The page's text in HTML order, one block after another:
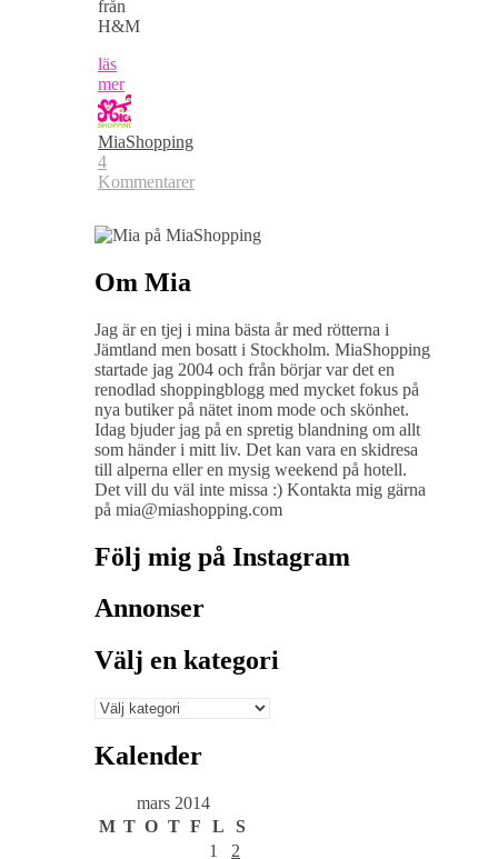
från
H&M
läs
mer
MiaShopping
4
Kommentarer
Om Mia
Jag är en tjej i mina bästa år med rötterna i
Jämtland men bosatt i Stockholm. MiaShopping
startade jag 2004 och från börjar var det en
renodlad shoppingblogg med mycket fokus på
nya butiker på nätet inom mode och skönhet.
Idag bjuder jag på en spretig blandning om allt
som händer i mitt liv. Det kan vara en skidresa
till alperna eller en mysig weekend på hotell.
Det vill du väl inte missa :) Kontakta mig gärna
på mia@miashopping.com
Följ mig på Instagram
Annonser
Välj en kategori
Välj
kategori
Kalender
mars 2014
M T O T F L
S
1
2